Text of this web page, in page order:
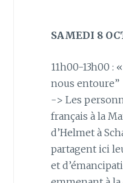
SAMEDI 8
11h00-13h00 :
nous entoure”
-> Les
français à la
d’Helmet à
partagent ici
et